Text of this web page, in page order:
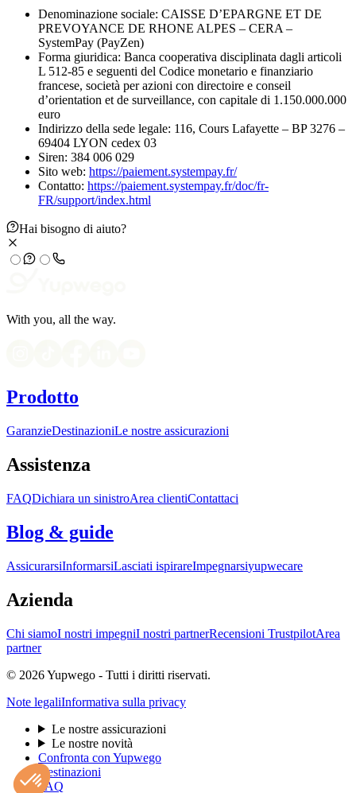
Denominazione sociale: CAISSE D’EPARGNE ET DE
PREVOYANCE DE RHONE ALPES – CERA –
SystemPay (PayZen)
Forma giuridica: Banca cooperativa disciplinata dagli articoli
L 512-85 e seguenti del Codice monetario e finanziario
francese, società per azioni con directoire e conseil
d’orientation et de surveillance, con capitale di 1.150.000.000
euro
Indirizzo della sede legale: 116, Cours Lafayette – BP 3276 –
69404 LYON cedex 03
Siren: 384 006 029
Sito web: https://paiement.systempay.fr/
Contatto: https://paiement.systempay.fr/doc/fr-
FR/support/index.html
Hai bisogno di aiuto?
With you, all the way.
Prodotto
GaranzieDestinazioniLe nostre assicurazioni
Assistenza
FAQDichiara un sinistroArea clientiContattaci
Blog & guide
AssicurarsiInformarsiLasciati ispirareImpegnarsiyupwecare
Azienda
Chi siamoI nostri impegniI nostri partnerRecensioni TrustpilotArea
partner
© 2026 Yupwego - Tutti i diritti riservati.
Note legaliInformativa sulla privacy
Le nostre assicurazioni
Le nostre novità
Confronta con Yupwego
Destinazioni
FAQ